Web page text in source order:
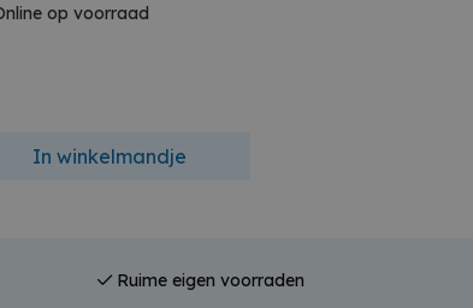
op voorraad
In winkelmandje
Ruime eigen voorraden